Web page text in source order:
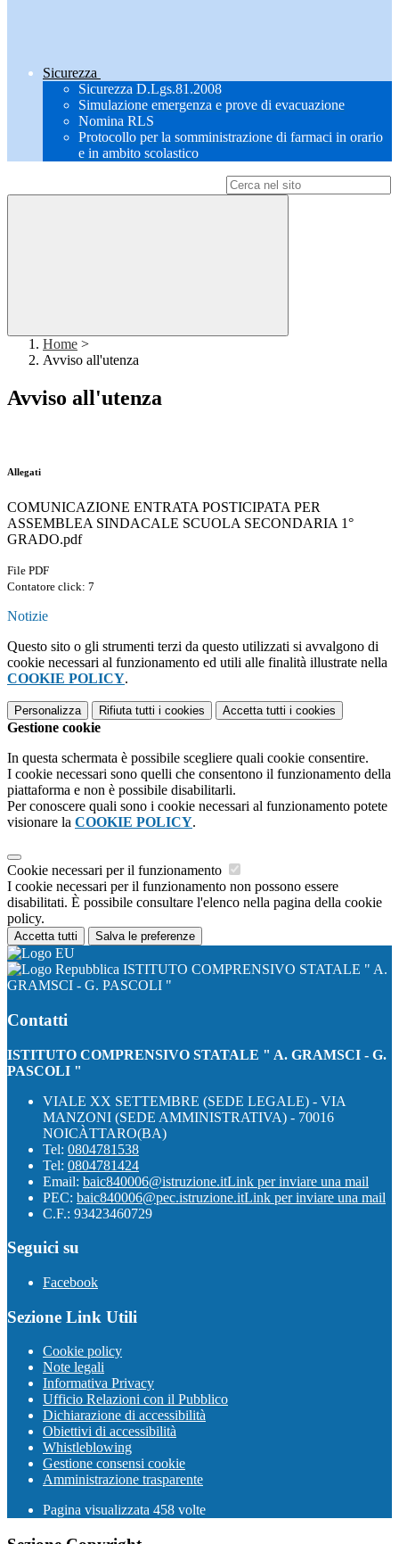
Sicurezza
Sicurezza D.Lgs.81.2008
Simulazione emergenza e prove di evacuazione
Nomina RLS
Protocollo per la somministrazione di farmaci in orario
e in ambito scolastico
Home >
Avviso all'utenza
Avviso all'utenza
Allegati
COMUNICAZIONE ENTRATA POSTICIPATA PER
ASSEMBLEA SINDACALE SCUOLA SECONDARIA 1°
GRADO.pdf
File PDF
Contatore click: 7
Notizie
Questo sito o gli strumenti terzi da questo utilizzati si avvalgono di
cookie necessari al funzionamento ed utili alle finalità illustrate nella
COOKIE POLICY.
Personalizza Rifiuta tutti i cookies Accetta tutti i cookies
Gestione cookie
In questa schermata è possibile scegliere quali cookie consentire.
I cookie necessari sono quelli che consentono il funzionamento della
piattaforma e non è possibile disabilitarli.
Per conoscere quali sono i cookie necessari al funzionamento potete
visionare la COOKIE POLICY.
Cookie necessari per il funzionamento
I cookie necessari per il funzionamento non possono essere
disabilitati. È possibile consultare l'elenco nella pagina della cookie
policy.
Accetta tutti Salva le preferenze
ISTITUTO COMPRENSIVO STATALE " A.
GRAMSCI - G. PASCOLI "
Contatti
ISTITUTO COMPRENSIVO STATALE " A. GRAMSCI - G.
PASCOLI "
VIALE XX SETTEMBRE (SEDE LEGALE) - VIA
MANZONI (SEDE AMMINISTRATIVA) - 70016
NOICÀTTARO(BA)
Tel: 0804781538
Tel: 0804781424
Email: baic840006@istruzione.itLink per inviare una mail
PEC: baic840006@pec.istruzione.itLink per inviare una mail
C.F.: 93423460729
Seguici su
Facebook
Sezione Link Utili
Cookie policy
Note legali
Informativa Privacy
Ufficio Relazioni con il Pubblico
Dichiarazione di accessibilità
Obiettivi di accessibilità
Whistleblowing
Gestione consensi cookie
Amministrazione trasparente
Pagina visualizzata 458 volte